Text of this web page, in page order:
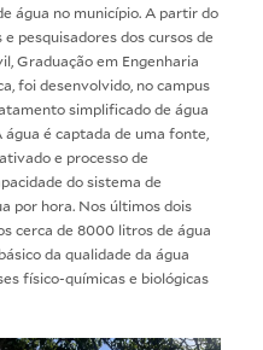
água no município. A partir do
pesquisadores dos cursos de
Graduação em Engenharia
foi desenvolvido, no campus
simplificado de água
água é captada de uma fonte,
e processo de
do sistema de
por hora. Nos últimos dois
cerca de 8000 litros de água
da qualidade da água
físico-químicas e biológicas